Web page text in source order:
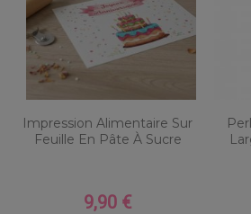
Impression Alimentaire Sur
Feuille En Pâte À Sucre
Prix
9,90 €